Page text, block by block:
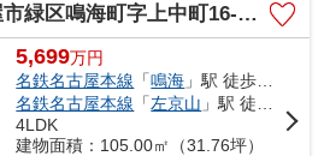
町字上中町16-7【仲介手数料無料】新築一戸建て 3号棟
5,699万円
名鉄名古屋本線 「鳴海 」駅 徒歩8分
名鉄名古屋本線 「左京山 」駅 徒歩16分
4LDK
建物面積：105.00㎡（31.76坪）